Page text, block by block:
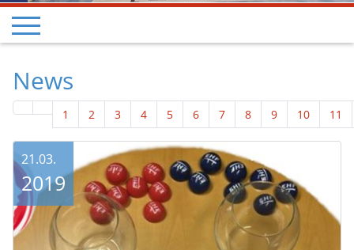
News
1 2 3 4 5 6 7 8 9 10 11
21.03.
2019